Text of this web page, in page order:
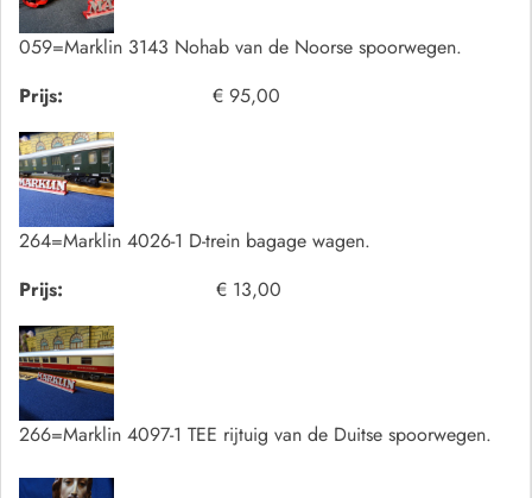
059=Marklin 3143 Nohab van de Noorse spoorwegen.
Prijs:
€ 95,00
264=Marklin 4026-1 D-trein bagage wagen.
Prijs:
€ 13,00
266=Marklin 4097-1 TEE rijtuig van de Duitse spoorwegen.